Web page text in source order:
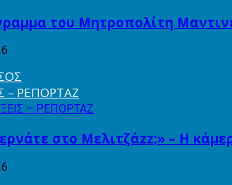
του Μητροπολίτη
– ΡΕΠΟΡΤΑΖ
– ΡΕΠΟΡΤΑΖ
στο Μελιτζάzz;» – Η